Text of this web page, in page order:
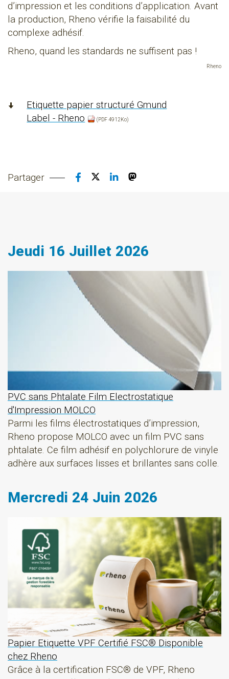
d’impression et les conditions d’application. Avant
la production, Rheno vérifie la faisabilité du
complexe adhésif.
Rheno, quand les standards ne suffisent pas !
Rheno
Etiquette papier structuré Gmund
Label - Rheno
(PDF 4912Ko)
Partager
Jeudi 16 Juillet 2026
PVC sans Phtalate Film Electrostatique
d'Impression MOLCO
Parmi les films électrostatiques d’impression,
Rheno propose MOLCO avec un film PVC sans
phtalate. Ce film adhésif en polychlorure de vinyle
adhère aux surfaces lisses et brillantes sans colle.
Mercredi 24 Juin 2026
Papier Etiquette VPF Certifié FSC® Disponible
chez Rheno
Grâce à la certification FSC® de VPF, Rheno